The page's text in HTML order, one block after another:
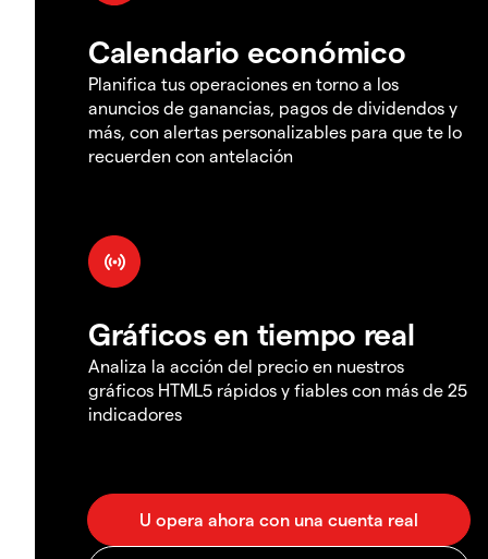
Calendario económico
Planifica tus operaciones en torno a los
anuncios de ganancias, pagos de dividendos y
más, con alertas personalizables para que te lo
recuerden con antelación
Gráficos en tiempo real
Analiza la acción del precio en nuestros
gráficos HTML5 rápidos y fiables con más de 25
indicadores